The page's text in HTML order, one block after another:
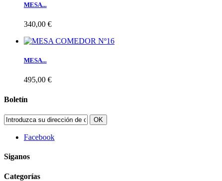
MESA...
340,00 €
MESA...
495,00 €
Boletín
OK
Facebook
Siganos
Categorías